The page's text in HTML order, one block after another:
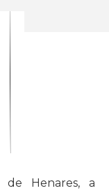
de Henares, a